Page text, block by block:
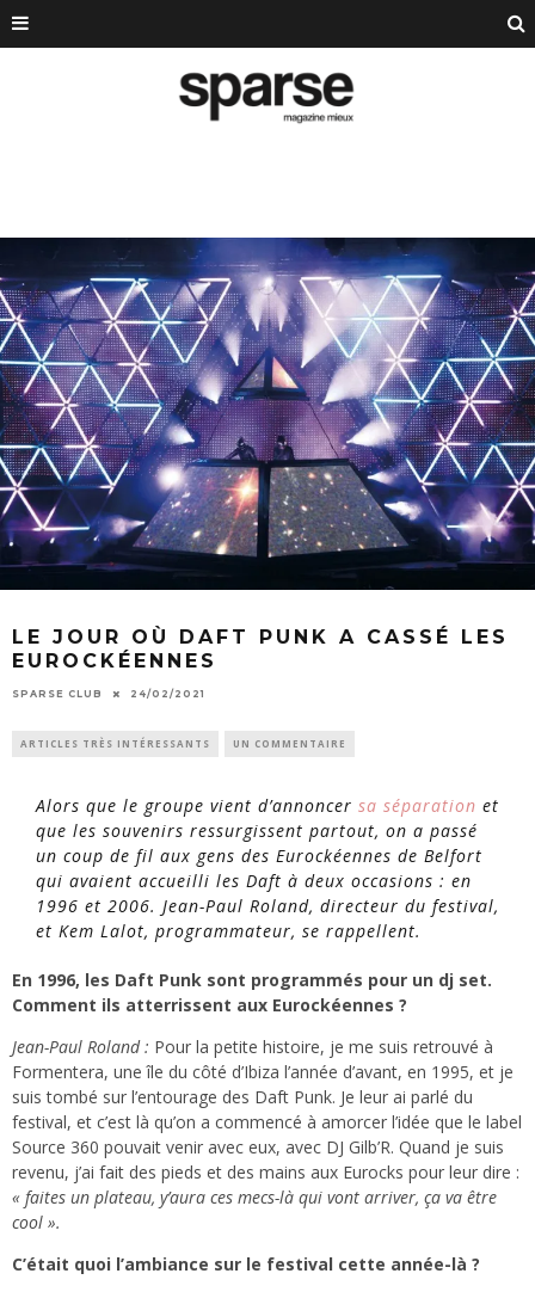
LE JOUR OÙ DAFT PUNK A CASSÉ LES
EUROCKÉENNES
SPARSE CLUB 24/02/2021
ARTICLES TRÈS INTÉRESSANTS UN COMMENTAIRE
Alors que le groupe vient d’annoncer sa séparation et
que les souvenirs ressurgissent partout, on a passé
un coup de fil aux gens des Eurockéennes de Belfort
qui avaient accueilli les Daft à deux occasions : en
1996 et 2006. Jean-Paul Roland, directeur du festival,
et Kem Lalot, programmateur, se rappellent.
En 1996, les Daft Punk sont programmés pour un dj set.
Comment ils atterrissent aux Eurockéennes ?
Jean-Paul Roland : Pour la petite histoire, je me suis retrouvé à
Formentera, une île du côté d’Ibiza l’année d’avant, en 1995, et je
suis tombé sur l’entourage des Daft Punk. Je leur ai parlé du
festival, et c’est là qu’on a commencé à amorcer l’idée que le label
Source 360 pouvait venir avec eux, avec DJ Gilb’R. Quand je suis
revenu, j’ai fait des pieds et des mains aux Eurocks pour leur dire :
« faites un plateau, y’aura ces mecs-là qui vont arriver, ça va être
cool ».
C’était quoi l’ambiance sur le festival cette année-là ?